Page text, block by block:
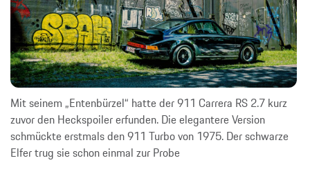
Mit seinem „Entenbürzel“ hatte der 911 Carrera RS 2.7 kurz
zuvor den Heckspoiler erfunden. Die elegantere Version
schmückte erstmals den 911 Turbo von 1975. Der schwarze
Elfer trug sie schon einmal zur Probe